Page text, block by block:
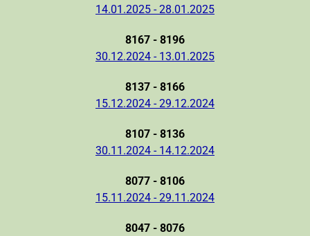
14.01.2025 - 28.01.2025
8167 - 8196
30.12.2024 - 13.01.2025
8137 - 8166
15.12.2024 - 29.12.2024
8107 - 8136
30.11.2024 - 14.12.2024
8077 - 8106
15.11.2024 - 29.11.2024
8047 - 8076